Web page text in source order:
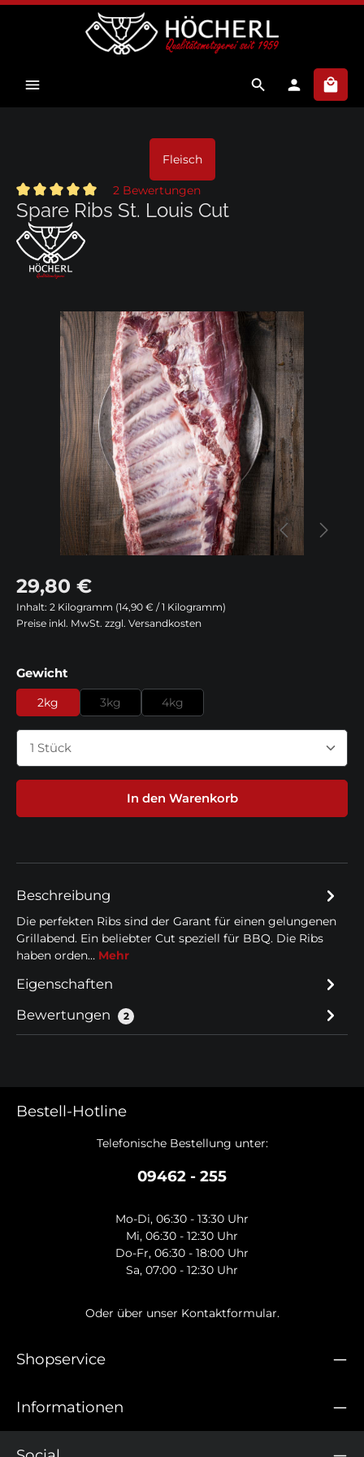
Fleisch
Durchschnittliche Bewertung von 5 von 5 Sternen
2 Bewertungen
Spare Ribs St. Louis Cut
Bildergalerie überspringen
29,80 €
Inhalt: 2 Kilogramm (14,90 € / 1 Kilogramm)
Preise inkl. MwSt. zzgl. Versandkosten
Gewichtauswählen
2kg 3kg 4kg
Produkt Anzahl: Gib den gewünschten Wert
In den Warenkorb
Beschreibung
Die perfekten Ribs sind der Garant für einen gelungenen
Grillabend. Ein beliebter Cut speziell für BBQ. Die Ribs
haben orden… Mehr
Eigenschaften
Bewertungen
2
Bestell-Hotline
Telefonische Bestellung unter:
09462 - 255
Mo-Di, 06:30 - 13:30 Uhr
Mi, 06:30 - 12:30 Uhr
Do-Fr, 06:30 - 18:00 Uhr
Sa, 07:00 - 12:30 Uhr
Oder über unser Kontaktformular.
Shopservice
Informationen